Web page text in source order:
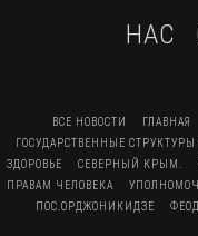
НАС
ВСЕ НОВОСТИ ГЛАВНАЯ
ГОСУДАРСТВЕННЫЕ
ЗДОРОВЬЕ
СЕВЕРНЫЙ КРЫМ.
ПРАВАМ ЧЕЛОВЕКА
ПОС.ОРДЖОНИКИДЗЕ